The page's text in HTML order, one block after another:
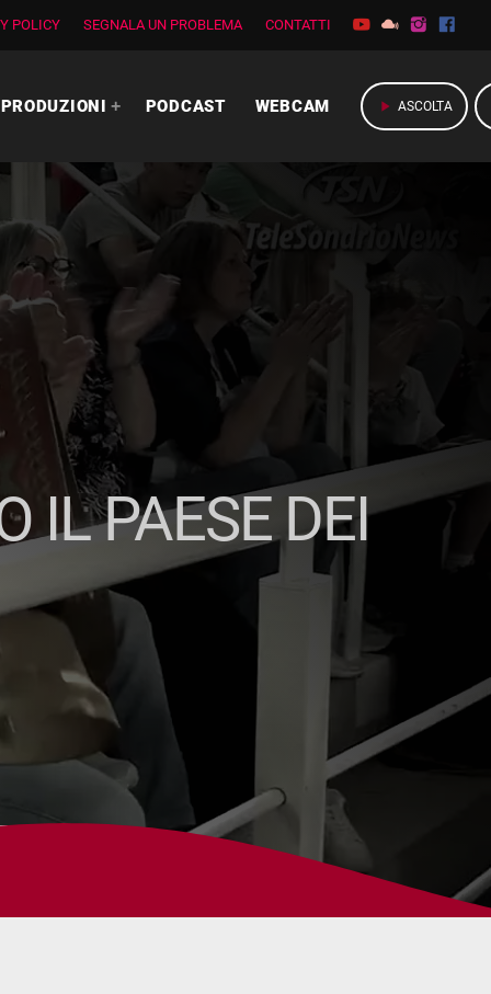
POLICY SEGNALA UN PROBLEMA CONTATTI
PRODUZIONI PODCAST WEBCAM play_arrow ASCOLTA
IL PAESE DEI